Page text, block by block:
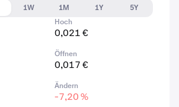
1W 1M 1Y
5Y
Hoch
0,021 €
Öffnen
0,017 €
Ändern
-7,20 %